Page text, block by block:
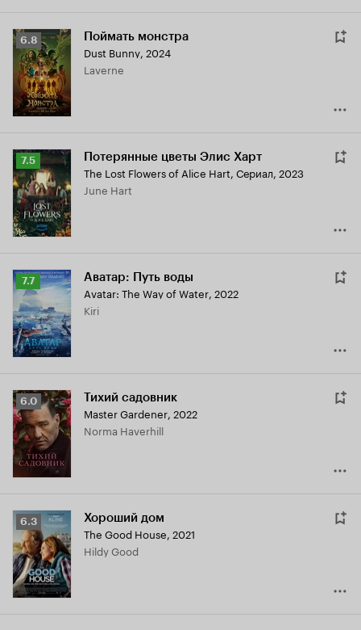
Рейтинг
Кинопоиска
6.8
6.8 Поймать монстра
Dust Bunny, 2024
Laverne
Рейтинг
Кинопоиска
7.5
7.5 Потерянные цветы Элис Харт
The Lost Flowers of Alice Hart, Сериал, 2023
June Hart
Рейтинг
Кинопоиска
7.7
7.7 Аватар: Путь воды
Avatar: The Way of Water, 2022
Kiri
Рейтинг
Кинопоиска
6.0
6.0 Тихий садовник
Master Gardener, 2022
Norma Haverhill
Рейтинг
Кинопоиска
6.3
6.3 Хороший дом
The Good House, 2021
Hildy Good